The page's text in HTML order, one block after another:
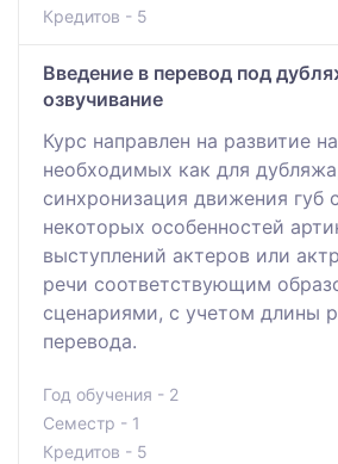
Кредитов - 5
Введение в перевод под
озвучивание
Курс направлен на развитие
необходимых как для
синхронизация движения губ
некоторых особенностей
выступлений актеров или
речи соответствующим
сценариями, с учетом длины
перевода.
Год обучения - 2
Семестр - 1
Кредитов - 5